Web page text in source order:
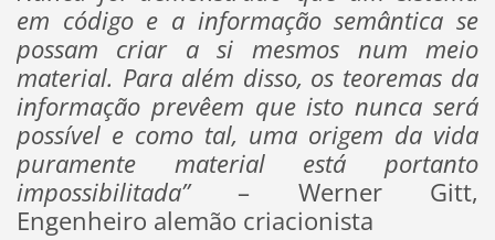
em código e a informação semântica se
possam criar a si mesmos num meio
material. Para além disso, os teoremas da
informação prevêem que isto nunca será
possível e como tal, uma origem da vida
puramente material está portanto
impossibilitada” – Werner Gitt,
Engenheiro alemão criacionista